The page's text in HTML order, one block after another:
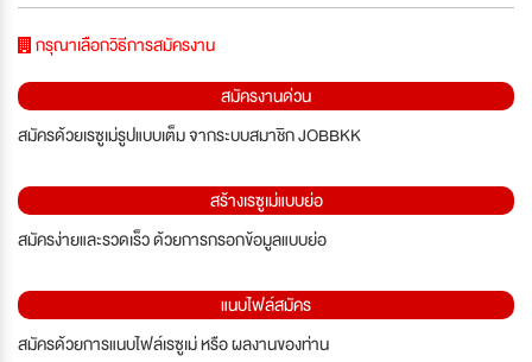
กรุณาเลือกวิธีการสมัครงาน
สมัครงานด่วน
สมัครด้วยเรซูเม่รูปแบบเต็ม จากระบบสมาชิก JOBBKK
สร้างเรซูเม่แบบย่อ
สมัครง่ายและรวดเร็ว ด้วยการกรอกข้อมูลแบบย่อ
แนบไฟล์สมัคร
สมัครด้วยการแนบไฟล์เรซูเม่ หรือ ผลงานของท่าน